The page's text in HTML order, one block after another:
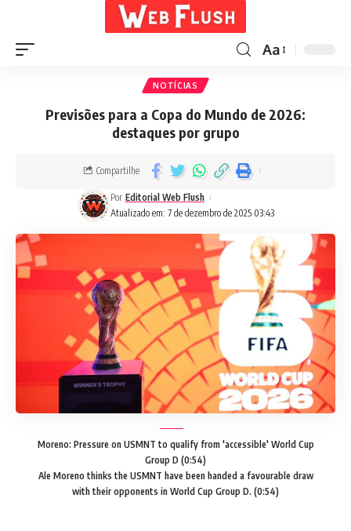
Aa
NOTÍCIAS
Previsões para a Copa do Mundo de 2026:
destaques por grupo
Atualizado em: 7 de dezembro de 2025 03:43
Por Editorial Web Flush
Compartilhe
Moreno: Pressure on USMNT to qualify from 'accessible' World Cup
Group D (0:54)
Ale Moreno thinks the USMNT have been handed a favourable draw
with their opponents in World Cup Group D. (0:54)